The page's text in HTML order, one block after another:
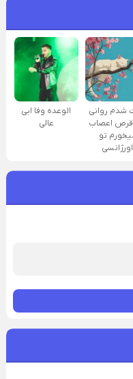
شدم روانی
اعصاب
تو
اورژانسی
الوعده وفا ابی
عالی